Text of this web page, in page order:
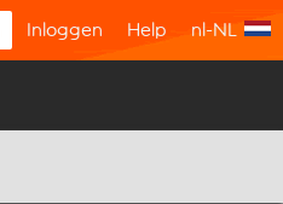
Inloggen Help nl-NL